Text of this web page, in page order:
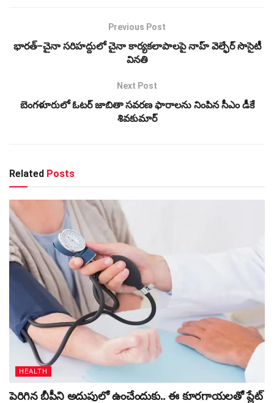
Previous Post
భారత్–చైనా సరిహద్దులో చైనా కార్యకలాపాలపై నాహ్‌ వెల్ఫేర్ సొసైటీ
వినతి
Next Post
బెంగళూరులో ఓటర్‌ జాబితా సవరణ ఫారాలను నింపిన సీఎం డీకే
శివకుమార్
Related Posts
HEALTH
పెరిగిన బీపీని అదుపులో ఉంచేందుకు.. ఈ కూరగాయలతో ప్లేట్‌